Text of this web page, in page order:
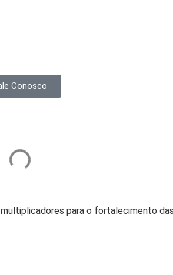
Conosco
para o fortalecimento